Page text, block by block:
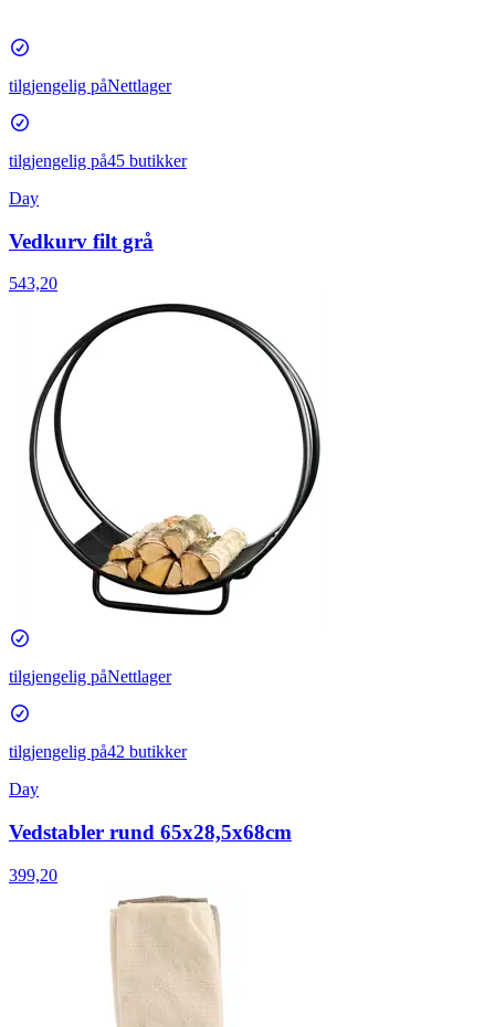
tilgjengelig påNettlager
tilgjengelig på45 butikker
Day
Vedkurv filt grå
543,20
tilgjengelig påNettlager
tilgjengelig på42 butikker
Day
Vedstabler rund 65x28,5x68cm
399,20